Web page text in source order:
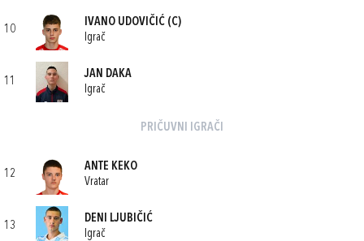
10
IVANO UDOVIČIĆ (C)
Igrač
11
JAN DAKA
Igrač
PRIČUVNI IGRAČI
12
ANTE KEKO
Vratar
13
DENI LJUBIČIĆ
Igrač